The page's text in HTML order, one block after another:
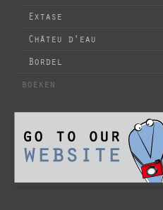
Extase
Châteu d'eau
Bordel
boeken